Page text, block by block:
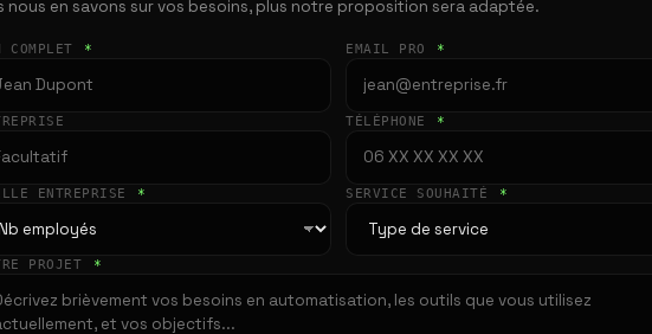
nous en savons sur vos besoins, plus notre proposition sera adaptée.
COMPLET * EMAIL PRO *
TÉLÉPHONE *
ENTREPRISE * SERVICE SOUHAITÉ *
PROJET *